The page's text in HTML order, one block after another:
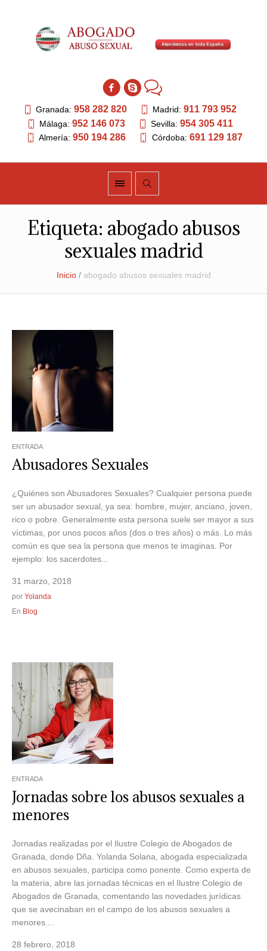
Granada: 958 282 820 Madrid: 911 793 952
Málaga: 952 146 073 Sevilla: 954 305 411
Almería:950 194 286 Córdoba: 691 129 187
Etiqueta: abogado abusos
sexuales madrid
Inicio / abogado abusos sexuales madrid
ENTRADA
Abusadores Sexuales
¿Quiénes son Abusadores Sexuales? Cualquier persona puede
ser un abusador sexual, ya sea: hombre, mujer, anciano, joven,
rico o pobre. Generalmente esta persona suele ser mayor a sus
víctimas, por unos pocos años (dos o tres años) o más. Lo más
común es que sea la persona que menos te imaginas. Por
ejemplo: los sacerdotes...
31 marzo, 2018
por Yolanda
En Blog
ENTRADA
Jornadas sobre los abusos sexuales a
menores
Jornadas realizadas por el Ilustre Colegio de Abogados de
Granada, donde Dña. Yolanda Solana, abogada especializada
en abusos sexuales, participa como ponente. Como experta de
la materia, abre las jornadas técnicas en el Ilustre Colegio de
Abogados de Granada, comentando las novedades jurídicas
que se avecinaban en el campo de los abusos sexuales a
menores....
28 febrero, 2018